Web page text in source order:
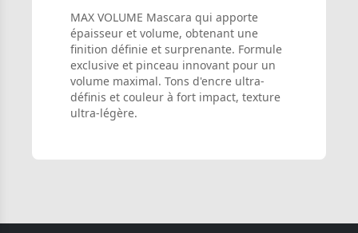
MAX VOLUME Mascara qui apporte
épaisseur et volume, obtenant une
finition définie et surprenante. Formule
exclusive et pinceau innovant pour un
volume maximal. Tons d'encre ultra-
définis et couleur à fort impact, texture
ultra-légère.